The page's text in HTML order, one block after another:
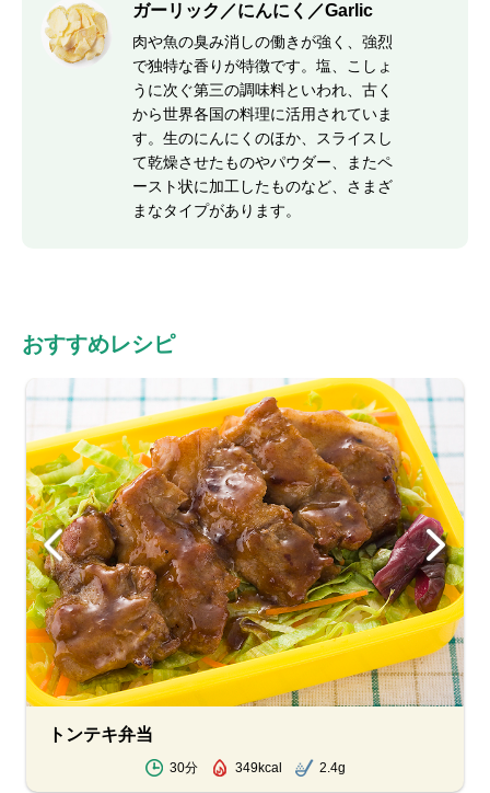
ガーリック／にんにく／Garlic
肉や魚の臭み消しの働きが強く、強烈
で独特な香りが特徴です。塩、こしょ
うに次ぐ第三の調味料といわれ、古く
から世界各国の料理に活用されていま
す。生のにんにくのほか、スライスし
て乾燥させたものやパウダー、またペ
ースト状に加工したものなど、さまざ
まなタイプがあります。
おすすめレシピ
トンテキ弁当
30分 349kcal 2.4g